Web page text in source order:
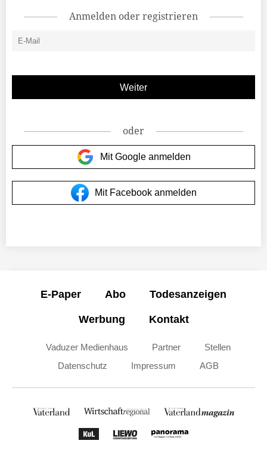
Anmelden oder registrieren
oder
Mit Google anmelden
Mit Facebook anmelden
E-Paper Abo Todesanzeigen
Werbung Kontakt
Vaduzer Medienhaus Partner
Stellen
Datenschutz
Impressum AGB